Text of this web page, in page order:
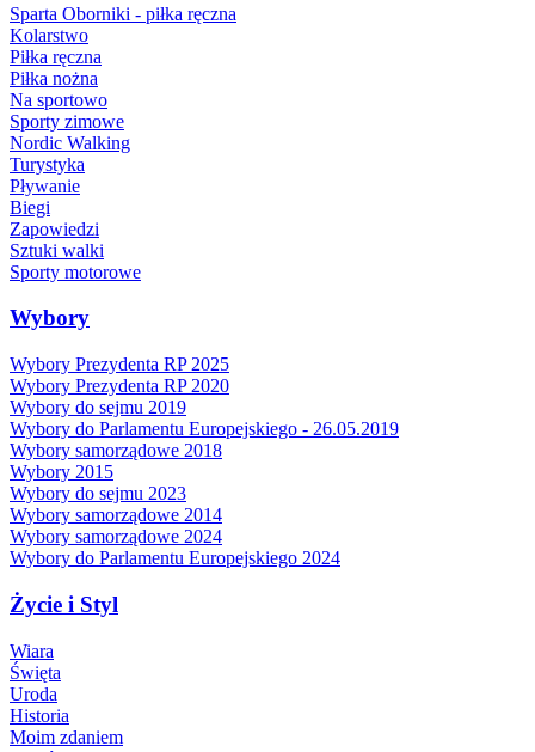
Sparta Oborniki - piłka ręczna
Kolarstwo
Piłka ręczna
Piłka nożna
Na sportowo
Sporty zimowe
Nordic Walking
Turystyka
Pływanie
Biegi
Zapowiedzi
Sztuki walki
Sporty motorowe
Wybory
Wybory Prezydenta RP 2025
Wybory Prezydenta RP 2020
Wybory do sejmu 2019
Wybory do Parlamentu Europejskiego - 26.05.2019
Wybory samorządowe 2018
Wybory 2015
Wybory do sejmu 2023
Wybory samorządowe 2014
Wybory samorządowe 2024
Wybory do Parlamentu Europejskiego 2024
Życie i Styl
Wiara
Święta
Uroda
Historia
Moim zdaniem